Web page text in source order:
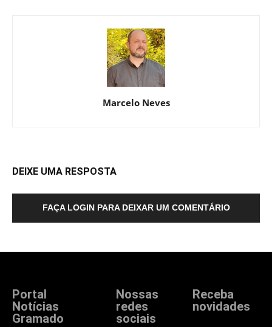
Marcelo Neves
DEIXE UMA RESPOSTA
FAÇA LOGIN PARA DEIXAR UM COMENTÁRIO
Portal
Notícias
Gramado
Nossas
redes
sociais
Receba
novidades